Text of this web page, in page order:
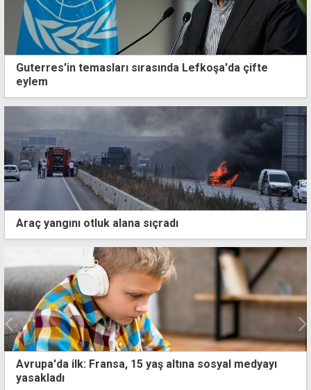
Guterres'in temasları sırasında Lefkoşa'da çifte
eylem
Araç yangını otluk alana sıçradı
Larnaka'da silah operasyonu... G3, Kalaşnikof ve
tabanca ele geçirildi